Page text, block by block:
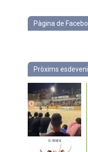
Pàgina de
Pròxims